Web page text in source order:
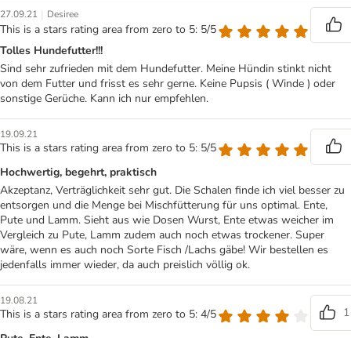
27.09.21 | Desiree
This is a stars rating area from zero to 5: 5/5
Tolles Hundefutter!!!
Sind sehr zufrieden mit dem Hundefutter. Meine Hündin stinkt nicht
von dem Futter und frisst es sehr gerne. Keine Pupsis ( Winde ) oder
sonstige Gerüche. Kann ich nur empfehlen.
19.09.21
This is a stars rating area from zero to 5: 5/5
Hochwertig, begehrt, praktisch
Akzeptanz, Verträglichkeit sehr gut. Die Schalen finde ich viel besser zu
entsorgen und die Menge bei Mischfütterung für uns optimal. Ente,
Pute und Lamm. Sieht aus wie Dosen Wurst, Ente etwas weicher im
Vergleich zu Pute, Lamm zudem auch noch etwas trockener. Super
wäre, wenn es auch noch Sorte Fisch /Lachs gäbe! Wir bestellen es
jedenfalls immer wieder, da auch preislich völlig ok.
19.08.21
This is a stars rating area from zero to 5: 4/5
1